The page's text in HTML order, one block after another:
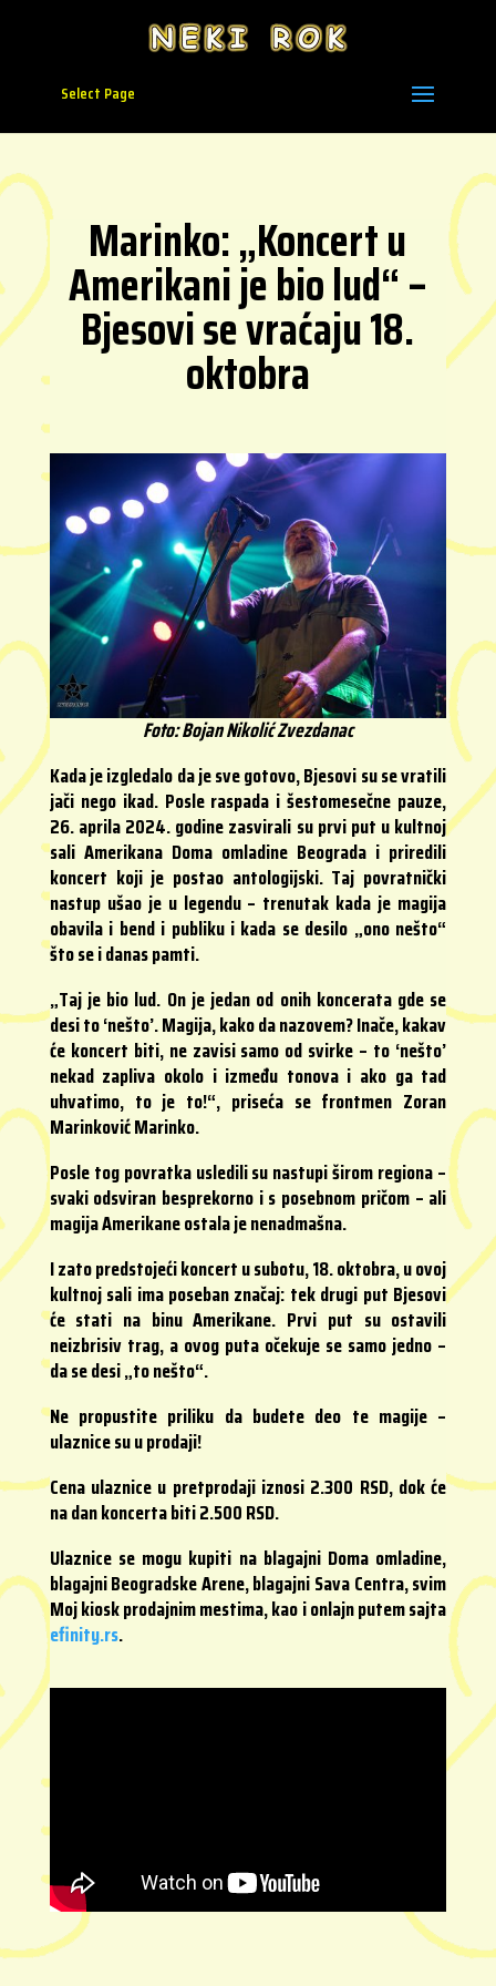
Select Page
Marinko: „Koncert u
Amerikani je bio lud“ –
Bjesovi se vraćaju 18.
oktobra
Foto: Bojan Nikolić Zvezdanac
Kada je izgledalo da je sve gotovo, Bjesovi su se vratili
jači nego ikad. Posle raspada i šestomesečne pauze,
26. aprila 2024. godine zasvirali su prvi put u kultnoj
sali Amerikana Doma omladine Beograda i priredili
koncert koji je postao antologijski. Taj povratnički
nastup ušao je u legendu – trenutak kada je magija
obavila i bend i publiku i kada se desilo „ono nešto“
što se i danas pamti.
„Taj je bio lud. On je jedan od onih koncerata gde se
desi to ‘nešto’. Magija, kako da nazovem? Inače, kakav
će koncert biti, ne zavisi samo od svirke – to ‘nešto’
nekad zapliva okolo i između tonova i ako ga tad
uhvatimo, to je to!“, priseća se frontmen Zoran
Marinković Marinko.
Posle tog povratka usledili su nastupi širom regiona –
svaki odsviran besprekorno i s posebnom pričom – ali
magija Amerikane ostala je nenadmašna.
I zato predstojeći koncert u subotu, 18. oktobra, u ovoj
kultnoj sali ima poseban značaj: tek drugi put Bjesovi
će stati na binu Amerikane. Prvi put su ostavili
neizbrisiv trag, a ovog puta očekuje se samo jedno –
da se desi „to nešto“.
Ne propustite priliku da budete deo te magije –
ulaznice su u prodaji!
Cena ulaznice u pretprodaji iznosi 2.300 RSD, dok će
na dan koncerta biti 2.500 RSD.
Ulaznice se mogu kupiti na blagajni Doma omladine,
blagajni Beogradske Arene, blagajni Sava Centra, svim
Moj kiosk prodajnim mestima, kao i onlajn putem sajta
efinity.rs.